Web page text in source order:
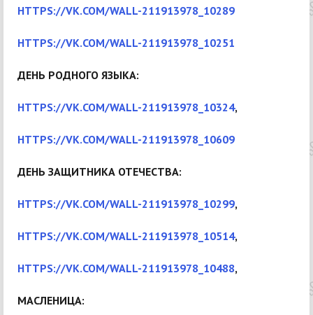
HTTPS://VK.COM/WALL-211913978_10289
HTTPS://VK.COM/WALL-211913978_10251
ДЕНЬ РОДНОГО ЯЗЫКА:
HTTPS://VK.COM/WALL-211913978_10324,
HTTPS://VK.COM/WALL-211913978_10609
ДЕНЬ ЗАЩИТНИКА ОТЕЧЕСТВА:
HTTPS://VK.COM/WALL-211913978_10299,
HTTPS://VK.COM/WALL-211913978_10514,
HTTPS://VK.COM/WALL-211913978_10488,
МАСЛЕНИЦА: